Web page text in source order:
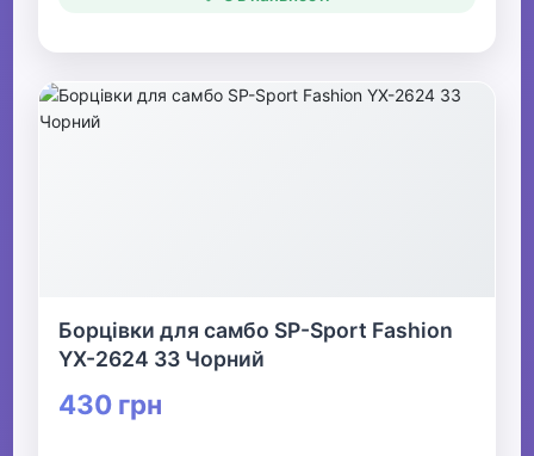
Борцівки для самбо SP-Sport Fashion
YX-2624 33 Чорний
430 грн